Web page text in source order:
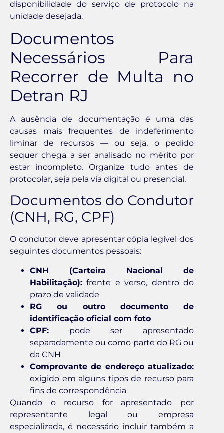
disponibilidade do serviço de protocolo na
unidade desejada.
Documentos
Necessários Para
Recorrer de Multa no
Detran RJ
A ausência de documentação é uma das
causas mais frequentes de indeferimento
liminar de recursos — ou seja, o pedido
sequer chega a ser analisado no mérito por
estar incompleto. Organize tudo antes de
protocolar, seja pela via digital ou presencial.
Documentos do Condutor
(CNH, RG, CPF)
O condutor deve apresentar cópia legível dos
seguintes documentos pessoais:
CNH (Carteira Nacional de
Habilitação): frente e verso, dentro do
prazo de validade
RG ou outro documento de
identificação oficial com foto
CPF: pode ser apresentado
separadamente ou como parte do RG ou
da CNH
Comprovante de endereço atualizado:
exigido em alguns tipos de recurso para
fins de correspondência
Quando o recurso for apresentado por
representante legal ou empresa
especializada, é necessário incluir também a